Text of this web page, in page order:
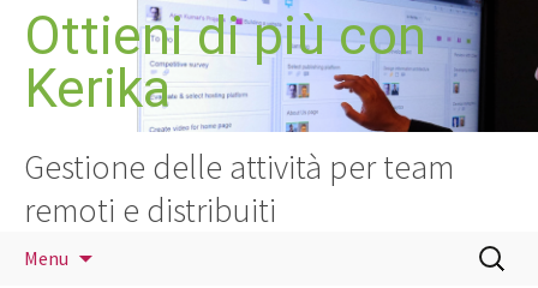
contenuto
Ottieni di più con
Kerika
Gestione delle attività per team
remoti e distribuiti
Menu
Ricerca
per: